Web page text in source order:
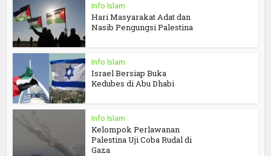
Info Islam
Hari Masyarakat Adat dan
Nasib Pengungsi Palestina
Info Islam
Israel Bersiap Buka
Kedubes di Abu Dhabi
Info Islam
Kelompok Perlawanan
Palestina Uji Coba Rudal di
Gaza